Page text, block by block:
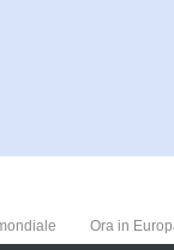
Ora in